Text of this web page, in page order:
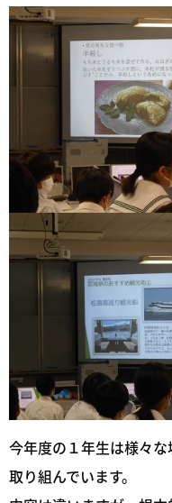
今年度の１年生は様々
取り組んでいます。